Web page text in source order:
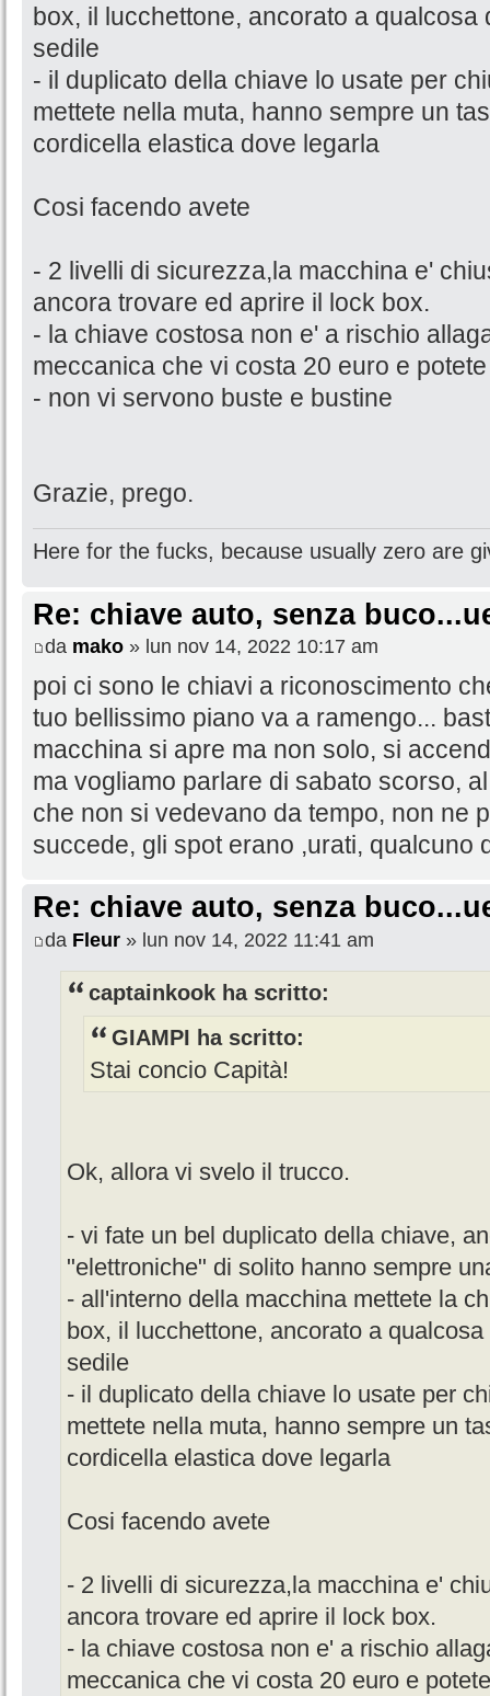
box, il lucchettone, ancorato a qualcosa
sedile
- il duplicato della chiave lo usate per
mettete nella muta, hanno sempre un
cordicella elastica dove legarla
Cosi facendo avete
- 2 livelli di sicurezza,la macchina e'
ancora trovare ed aprire il lock box.
- la chiave costosa non e' a rischio
meccanica che vi costa 20 euro e
- non vi servono buste e bustine
Grazie, prego.
Here for the fucks, because usually zero are
Re: chiave auto, senza
da mako » lun nov 14, 2022 10:17 am
poi ci sono le chiavi a riconoscimento
tuo bellissimo piano va a ramengo...
macchina si apre ma non solo, si
ma vogliamo parlare di sabato scorso,
che non si vedevano da tempo, non ne
succede, gli spot erano ,urati, qualcuno
Re: chiave auto, senza
da Fleur » lun nov 14, 2022 11:41 am
captainkook ha scritto:
GIAMPI ha scritto:
Stai concio Capità!
Ok, allora vi svelo il trucco.
- vi fate un bel duplicato della chiave,
"elettroniche" di solito hanno sempre
- all'interno della macchina mettete la
box, il lucchettone, ancorato a
sedile
- il duplicato della chiave lo usate per
mettete nella muta, hanno sempre un
cordicella elastica dove legarla
Cosi facendo avete
- 2 livelli di sicurezza,la macchina e'
ancora trovare ed aprire il lock box.
- la chiave costosa non e' a rischio
meccanica che vi costa 20 euro e